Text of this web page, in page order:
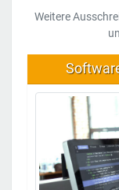
Weitere